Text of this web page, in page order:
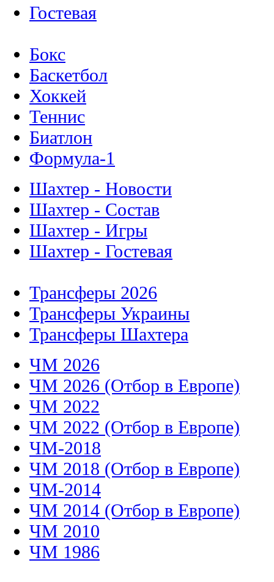
Гостевая
Бокс
Баскетбол
Хоккей
Теннис
Биатлон
Формула-1
Шахтер - Новости
Шахтер - Состав
Шахтер - Игры
Шахтер - Гостевая
Трансферы 2026
Трансферы Украины
Трансферы Шахтера
ЧМ 2026
ЧМ 2026 (Отбор в Европе)
ЧМ 2022
ЧМ 2022 (Отбор в Европе)
ЧМ-2018
ЧМ 2018 (Отбор в Европе)
ЧМ-2014
ЧМ 2014 (Отбор в Европе)
ЧМ 2010
ЧМ 1986